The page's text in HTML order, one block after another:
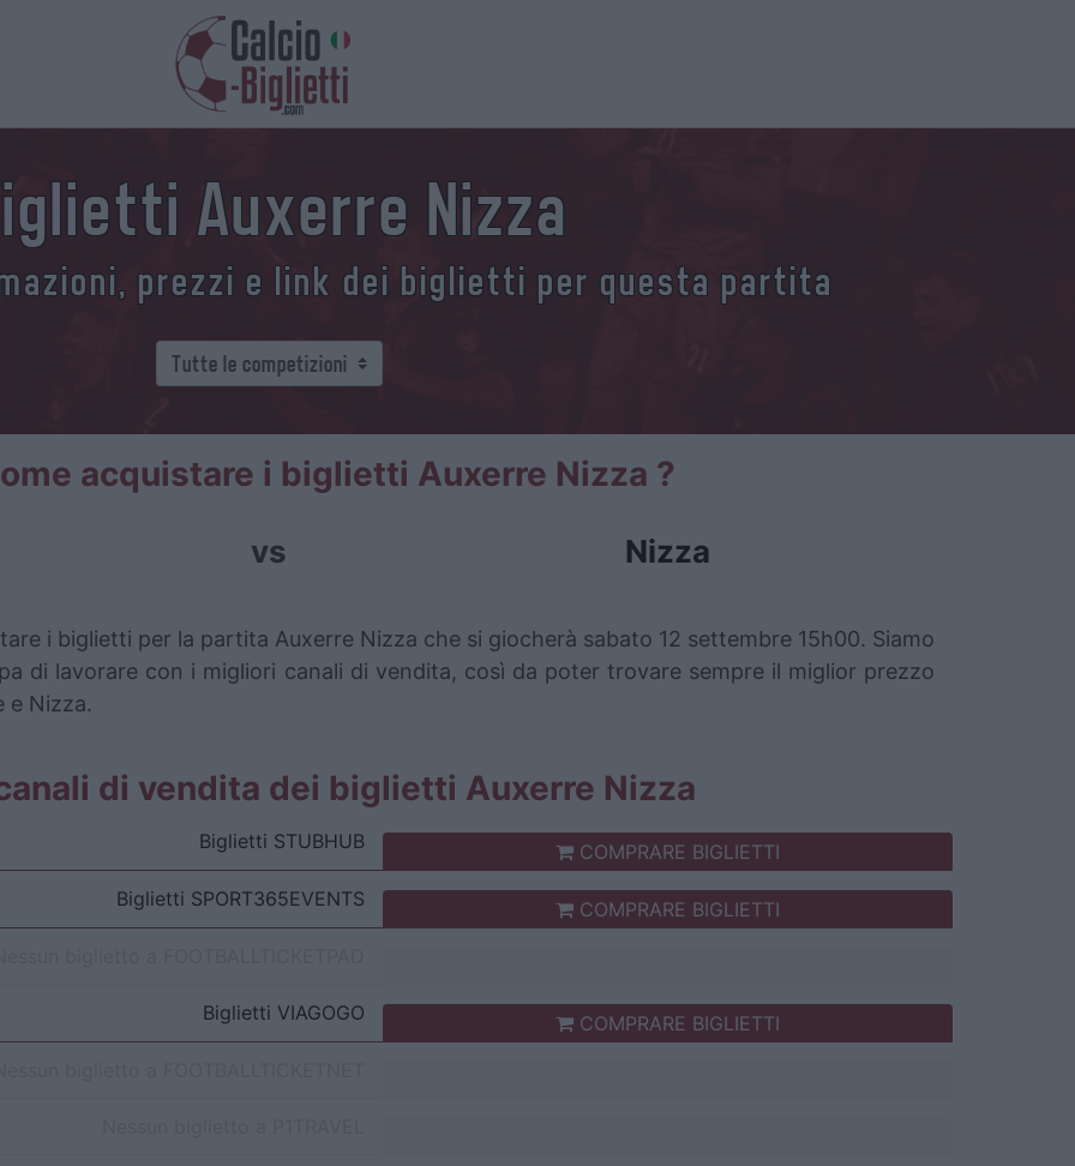
Auxerre Nizza
prezzi e link dei biglietti per questa partita
acquistare i biglietti Auxerre Nizza ?
vs Nizza
i biglietti per la partita Auxerre Nizza che si giocherà sabato 12 settembre 15h00. Siamo
di lavorare con i migliori canali di vendita, così da poter trovare sempre il miglior prezzo
e Nizza.
di vendita dei biglietti Auxerre Nizza
Biglietti STUBHUB
COMPRARE BIGLIETTI
Biglietti SPORT365EVENTS
COMPRARE BIGLIETTI
Biglietti VIAGOGO
COMPRARE BIGLIETTI